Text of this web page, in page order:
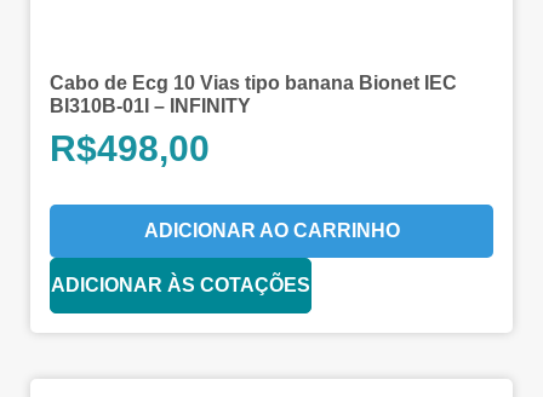
Cabo de Ecg 10 Vias tipo banana Bionet IEC
BI310B-01I – INFINITY
R$498,00
ADICIONAR AO CARRINHO
ADICIONAR ÀS COTAÇÕES